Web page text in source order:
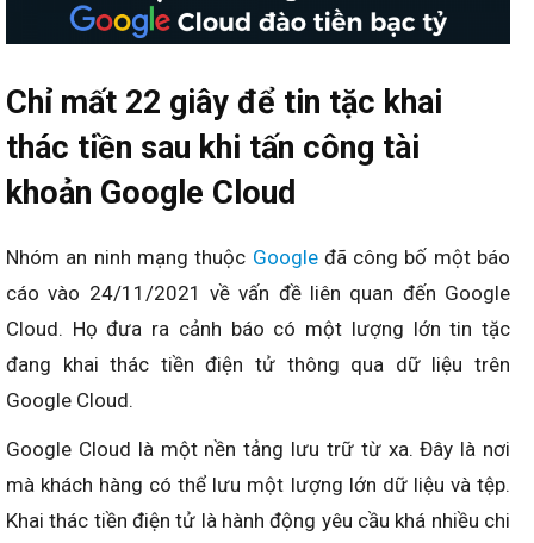
Chỉ mất 22 giây để tin tặc khai
thác tiền sau khi tấn công tài
khoản Google Cloud
Nhóm an ninh mạng thuộc Google đã công bố một báo
cáo vào 24/11/2021 về vấn đề liên quan đến Google
Cloud. Họ đưa ra cảnh báo có một lượng lớn tin tặc
đang khai thác tiền điện tử thông qua dữ liệu trên
Google Cloud.
Google Cloud là một nền tảng lưu trữ từ xa. Đây là nơi
mà khách hàng có thể lưu một lượng lớn dữ liệu và tệp.
Khai thác tiền điện tử là hành động yêu cầu khá nhiều chi